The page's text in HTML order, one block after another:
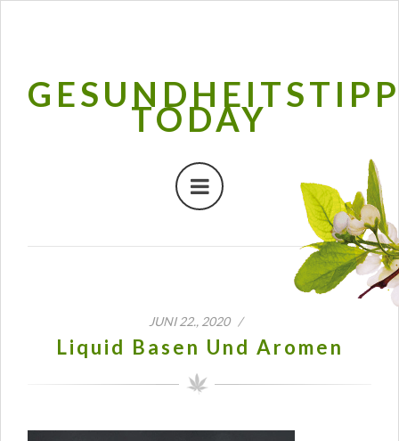
TODAY
JUNI 22., 2020 /
Liquid Basen Und Aromen